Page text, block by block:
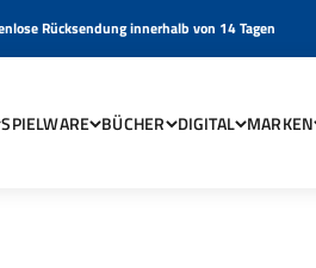
Rücksendung innerhalb von 14 Tagen
SPIELWARE BÜCHER DIGITAL MARKEN